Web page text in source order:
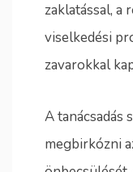
zaklatással, a
viselkedési
zavarokkal
A tanácsadás
megbirkózni